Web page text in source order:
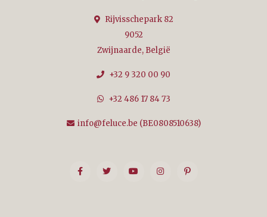
Rijvisschepark 82
9052
Zwijnaarde, België
+32 9 320 00 90
+32 486 17 84 73
info@feluce.be (BE0808510638)